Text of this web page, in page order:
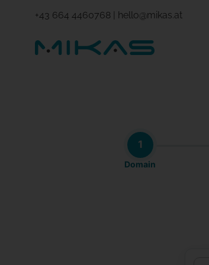
+43 664 4460768| hello@mikas.at
1
Domain